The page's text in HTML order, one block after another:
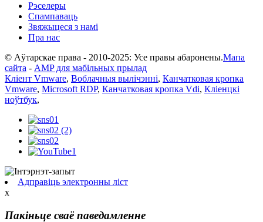
Рэселеры
Спампаваць
Звяжыцеся з намі
Пра нас
© Аўтарскае права - 2010-2025: Усе правы абаронены.Мапа
сайта - AMP для мабільных прылад
Кліент Vmware, Воблачныя вылічэнні, Канчатковая кропка
Vmware, Microsoft RDP, Канчатковая кропка Vdi, Кліенцкі
ноўтбук,
Адправіць электронны ліст
x
Пакіньце сваё паведамленне